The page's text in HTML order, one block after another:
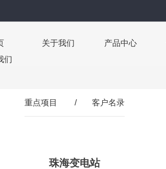
关于我们 产品中心
们
重点项目 / 客户名录
珠海变电站